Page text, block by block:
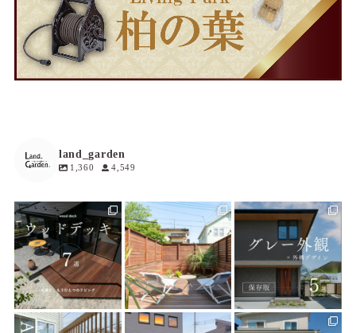
land_garden
1,360 4,549
land_garden
7 0
land_garden
17 0
land_garden
18 0
land_garden land_garden land_garden